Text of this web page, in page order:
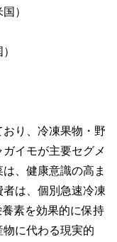
）
り、冷凍果物・野
イモが主要セグメ
、健康意識の高ま
は、個別急速冷凍
素を効果的に保持
に代わる現実的